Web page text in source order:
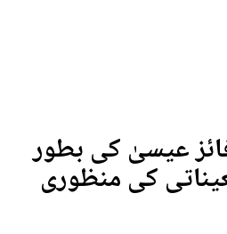
عیسیٰ کی بطور
کی منظوری